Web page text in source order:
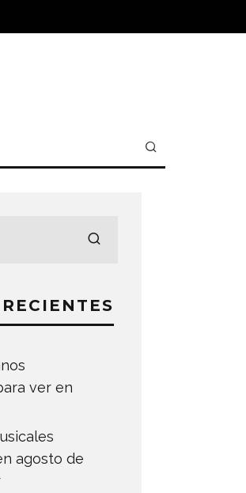
ver en
agosto de